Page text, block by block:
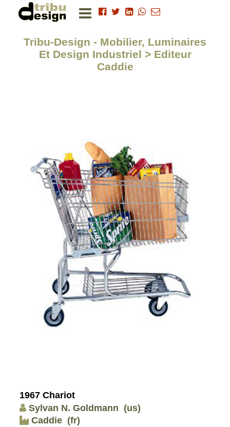
Tribu-Design - Mobilier, Luminaires
Et Design Industriel > Editeur
Caddie
1967 Chariot
Sylvan N. Goldmann (us)
Caddie (fr)